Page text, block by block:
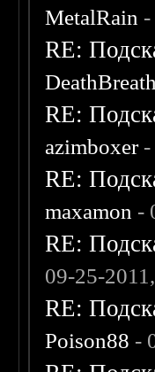
MetalRain
RE:
RE:
azimboxer-
RE:
maxamon -
RE:
09-25-
RE:
Poison88 -